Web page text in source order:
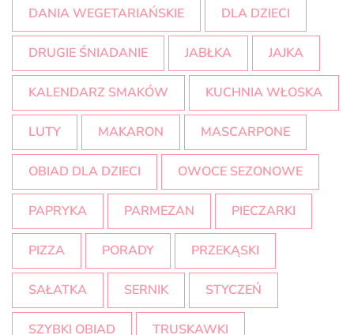
DANIA WEGETARIAŃSKIE DLA DZIECI
DRUGIE ŚNIADANIE JABŁKA JAJKA
KALENDARZ SMAKÓW KUCHNIA WŁOSKA
LUTY MAKARON MASCARPONE
OBIAD DLA DZIECI OWOCE SEZONOWE
PAPRYKA PARMEZAN PIECZARKI
PIZZA PORADY PRZEKĄSKI
SAŁATKA SERNIK STYCZEŃ
SZYBKI OBIAD TRUSKAWKI